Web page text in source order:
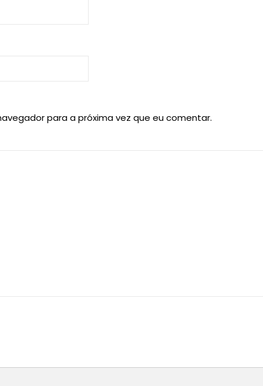
para a próxima vez que eu comentar.